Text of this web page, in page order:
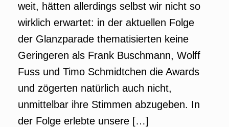
weit, hätten allerdings selbst wir nicht so
wirklich erwartet: in der aktuellen Folge
der Glanzparade thematisierten keine
Geringeren als Frank Buschmann, Wolff
Fuss und Timo Schmidtchen die Awards
und zögerten natürlich auch nicht,
unmittelbar ihre Stimmen abzugeben. In
der Folge erlebte unsere […]